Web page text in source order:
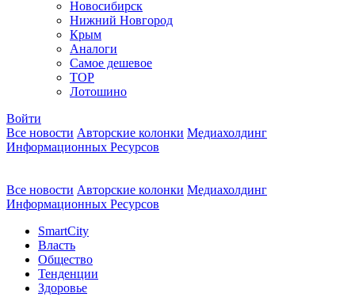
Новосибирск
Нижний Новгород
Крым
Аналоги
Самое дешевое
TOP
Лотошино
Войти
Все новости Авторские колонки Медиахолдинг
Информационных Ресурсов
Все новости Авторские колонки Медиахолдинг
Информационных Ресурсов
SmartCity
Власть
Общество
Тенденции
Здоровье